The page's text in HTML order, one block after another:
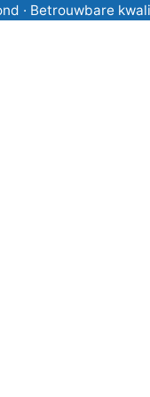
· Betrouwbare